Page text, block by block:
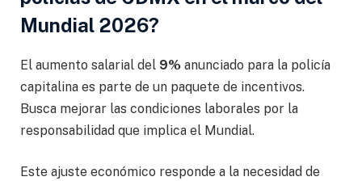
Mundial 2026?
El aumento salarial del 9% anunciado para la policía
capitalina es parte de un paquete de incentivos.
Busca mejorar las condiciones laborales por la
responsabilidad que implica el Mundial.
Este ajuste económico responde a la necesidad de